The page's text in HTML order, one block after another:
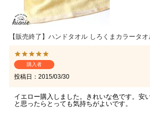
【販売終了】ハンドタオル しろくまカラータオ
購入者
投稿日 2015/03/30
イエロー購入しました。きれいな色です。安
と思ったらとっても気持ちがよいです。